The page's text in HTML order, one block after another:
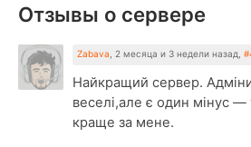
Отзывы о сервере
Zabava 2 месяца и 3 недели назад
Найкращий сервер. Адміни
веселі,але є один мінус —
краще за мене.